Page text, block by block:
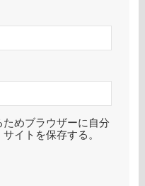
めブラウザーに自分
イトを保存する。